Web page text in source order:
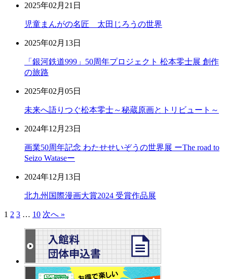
2025年02月21日
児童まんがの名匠 太田じろうの世界
2025年02月13日
「銀河鉄道999」50周年プロジェクト 松本零士展 創作
の旅路
2025年02月05日
未来へ語りつぐ松本零士～秘蔵原画とトリビュート～
2024年12月23日
画業50周年記念 わたせせいぞうの世界展 ーThe road to
Seizo Wataseー
2024年12月13日
北九州国際漫画大賞2024 受賞作品展
投
1 2 3 … 10 次へ »